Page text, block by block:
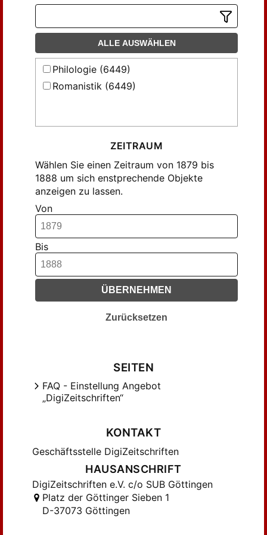
Harczyk, I. (43)
Hartmann, K. A. M. (12)
Hartmann, K. A. Martin (68)
Hartmann, M. (25)
Heller, H. J. (106)
Hemme, Ad. (35)
Herz, J. (16)
Hornemann, F. (43)
Humbert, C. (122)
Hönncher, E. (318)
Junker, H. P. (106)
Klotzsch, A. (109)
Knörich, W. (113)
Koch, F. (20)
Koerting, H. (61)
Kühn, K. (21)
Lange, A. (36)
Lindner, F. (17)
Lion, C. Th. (264)
Lombard, E. (88)
Lubarsch, E. O. (32)
ALLE AUSWÄHLEN
Philologie (6449)
Romanistik (6449)
ZEITRAUM
Wählen Sie einen Zeitraum von 1879 bis
1888 um sich enstprechende Objekte
anzeigen zu lassen.
Von
Bis
ÜBERNEHMEN
Zurücksetzen
SEITEN
FAQ - Einstellung Angebot
„DigiZeitschriften“
KONTAKT
Geschäftsstelle DigiZeitschriften
HAUSANSCHRIFT
DigiZeitschriften e.V. c/o SUB Göttingen
Platz der Göttinger Sieben 1
D-37073 Göttingen